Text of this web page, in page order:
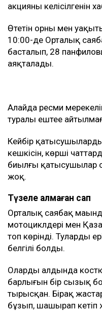
акцияның келісілгенін
Өтетін орны мен
10:00-де Орталық
басталып, 28
аяқталады.
Алайда ресми
туралы ештеңе
Кейбір
кешкісін, көрші
биылғы қатысушылар
жоқ.
Түзеле алмаған сап
Орталық саябақ
мотоциклдері мен
топ көрінді. Туларды
белгілі болды.
Олардың алдында
барлығын бір сызық
тырысқан. Бірақ
бұзып, шашырап кетіп